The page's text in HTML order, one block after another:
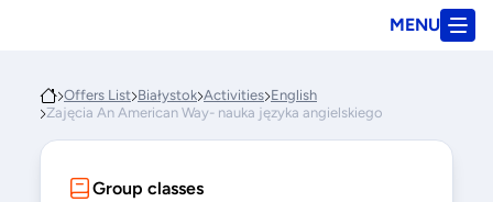
MENU
Offers List Białystok Activities English
Zajęcia An American Way- nauka języka angielskiego
Group classes